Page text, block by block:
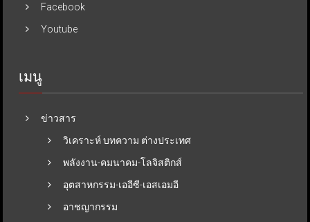
Facebook
Youtube
เมนู
ข่าวสาร
วิเคราะห์ บทความ ต่างประเทศ
พลังงาน-คมนาคม-โลจิสติกส์
อุตสาหกรรม-เออีซี-เอสเอมอี
อาชญากรรม